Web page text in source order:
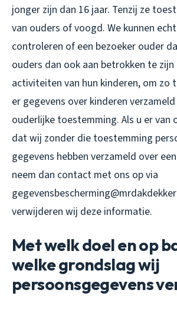
jonger zijn dan 16 jaar. Tenzij ze
van ouders of voogd. We kunnen
controleren of een bezoeker ouder
ouders dan ook aan betrokken te
activiteiten van hun kinderen, om zo
er gegevens over kinderen
ouderlijke toestemming. Als u er van
dat wij zonder die toestemming
gegevens hebben verzameld over
neem dan contact met ons op via
verwijderen wij deze informatie.
Met welk doel en op
welke grondslag wij
persoonsgegevens